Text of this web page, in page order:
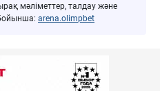
мәліметтер, талдау және
arena.olimpbet